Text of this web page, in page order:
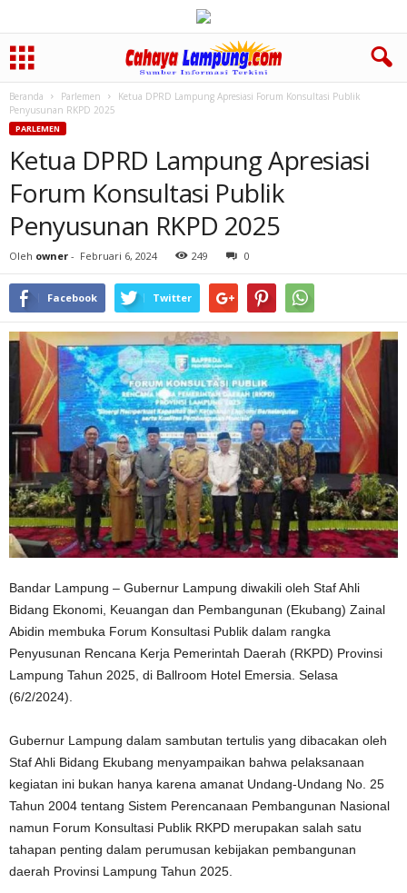
Beranda Parlemen
Ketua DPRD Lampung Apresiasi Forum Konsultasi Publik
Penyusunan RKPD 2025
PARLEMEN
Ketua DPRD Lampung Apresiasi
Forum Konsultasi Publik
Penyusunan RKPD 2025
Oleh owner - Februari 6, 2024 249 0
Facebook Twitter
Bandar Lampung – Gubernur Lampung diwakili oleh Staf Ahli
Bidang Ekonomi, Keuangan dan Pembangunan (Ekubang) Zainal
Abidin membuka Forum Konsultasi Publik dalam rangka
Penyusunan Rencana Kerja Pemerintah Daerah (RKPD) Provinsi
Lampung Tahun 2025, di Ballroom Hotel Emersia. Selasa
(6/2/2024).
Gubernur Lampung dalam sambutan tertulis yang dibacakan oleh
Staf Ahli Bidang Ekubang menyampaikan bahwa pelaksanaan
kegiatan ini bukan hanya karena amanat Undang-Undang No. 25
Tahun 2004 tentang Sistem Perencanaan Pembangunan Nasional
namun Forum Konsultasi Publik RKPD merupakan salah satu
tahapan penting dalam perumusan kebijakan pembangunan
daerah Provinsi Lampung Tahun 2025.